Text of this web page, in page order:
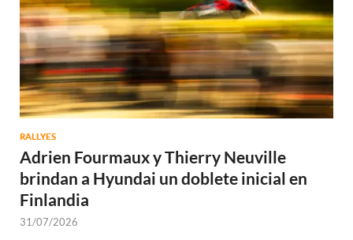
RALLYES
Adrien Fourmaux y Thierry Neuville
brindan a Hyundai un doblete inicial en
Finlandia
31/07/2026